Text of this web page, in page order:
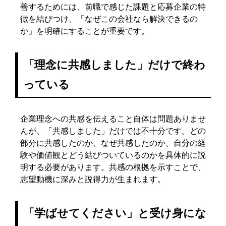
善するためには、前職で感じた課題と応募企業の特
徴を結びつけ、「なぜこの会社なら解決できるの
か」を明確にすることが重要です。
「理念に共感しました」だけで終わ
っている
企業理念への共感を伝えること自体は問題ありませ
んが、「共感しました」だけでは不十分です。どの
部分に共感したのか、なぜ共感したのか、自分の経
験や価値観とどう結びついているのかを具体的に説
明する必要があります。共感の根拠を示すことで、
志望動機に深みと説得力が生まれます。
「学ばせてください」と受け身にな